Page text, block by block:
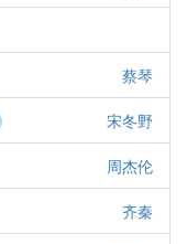
蔡琴
宋冬野
周杰伦
齐秦